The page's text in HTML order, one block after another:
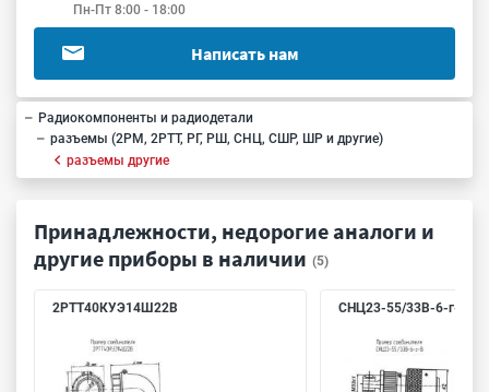
Пн-Пт 8:00 - 18:00
Написать нам
Радиокомпоненты и радиодетали
разъемы (2РМ, 2РТТ, РГ, РШ, СНЦ, СШР, ШР и другие)
разъемы другие
Принадлежности, недорогие аналоги и
другие приборы в наличии (5)
2РТТ40КУЭ14Ш22В СНЦ23-55/33В-6-г-В